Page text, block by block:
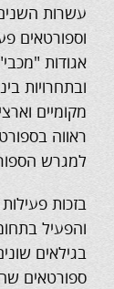
עשרות
וספורטאים
אגודות
ובתחרויות
מקומיים
ראווה
למגרש
בזכות
והפעיל
בגילאים
ספורטאים